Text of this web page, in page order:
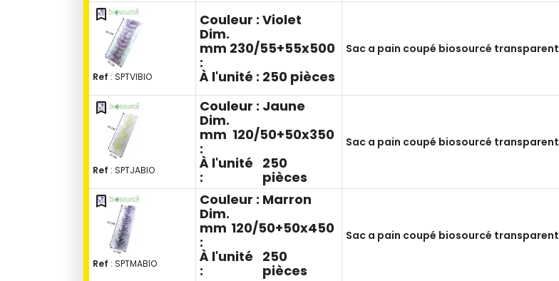
bookmark_outline
Ref : SPTVIBIO
Couleur : Violet
Dim.
mm
:
230/55+55x500
À l'unité : 250 pièces
Sac a pain coupé biosourcé transparent
bookmark_outline
Ref : SPTJABIO
Couleur : Jaune
Dim.
mm
:
120/50+50x350
À l'unité
:
250
pièces
Sac a pain coupé biosourcé transparent
bookmark_outline
Ref : SPTMABIO
Couleur : Marron
Dim.
mm
:
120/50+50x450
À l'unité
:
250
pièces
Sac a pain coupé biosourcé transparent